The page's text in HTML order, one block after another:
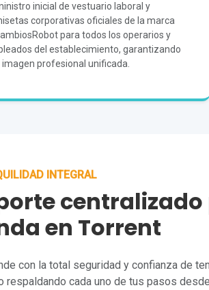
inicial de vestuario laboral y
corporativas oficiales de la marca
para todos los operarios y
del establecimiento, garantizando
imagen profesional unificada.
INTEGRAL
en Torrent
con la total seguridad y confianza de
respaldando cada uno de tus pasos